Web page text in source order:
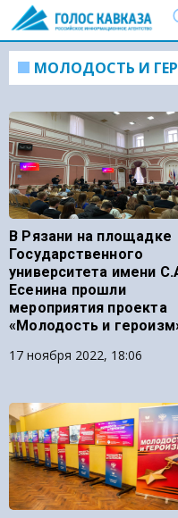
МОЛОДОСТЬ И
В Рязани на площадке
Государственного
университета имени
Есенина прошли
мероприятия проекта
«Молодость и
17 ноября 2022, 18:06